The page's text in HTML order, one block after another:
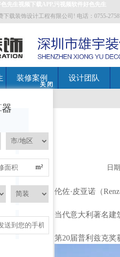
先生视频下载APP,污视频软件好色先生
载装饰设计工程有限公司! 电话：0755-
装修案例 设计团队
日
伦佐·皮亚诺（Renzo
当代意大利著名建
第20届普利兹克奖
关 闭
m²